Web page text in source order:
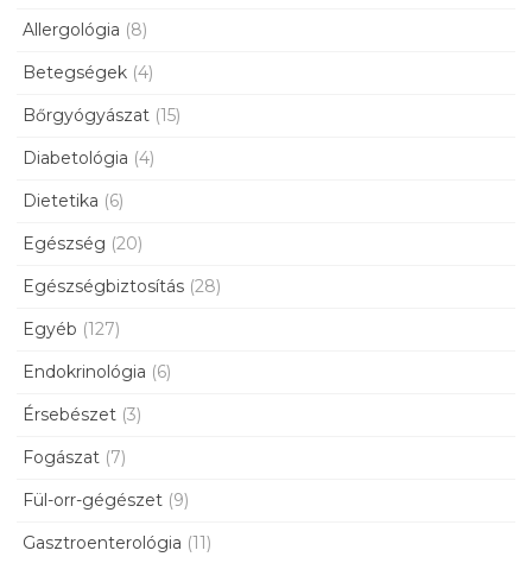
Allergológia (8)
Betegségek (4)
Bőrgyógyászat (15)
Diabetológia (4)
Dietetika (6)
Egészség (20)
Egészségbiztosítás (28)
Egyéb (127)
Endokrinológia (6)
Érsebészet (3)
Fogászat (7)
Fül-orr-gégészet (9)
Gasztroenterológia (11)